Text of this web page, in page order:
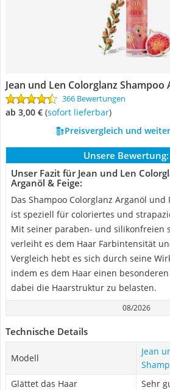
Jean und Len Colorglanz Shampoo
366 Bewertungen
ab 3,00 € ( Sofort lieferbar)
Preisvergleich und
Unsere Bewertung:
Unser Fazit für Jean und Len
Arganöl & Feige:
Das Shampoo Colorglanz Arganöl und
ist speziell für coloriertes und
Mit seiner paraben- und silikonfreien
verleiht es dem Haar Farbintensität
Vergleich hebt es sich durch seine
indem es dem Haar einen
dabei die Haarstruktur zu belasten.
08/2026
Technische Details
Modell
Jean
Glättet das Haar
Sehr